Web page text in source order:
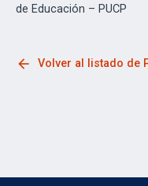
de Educación – PUCP
arrow_back Volver al listado de